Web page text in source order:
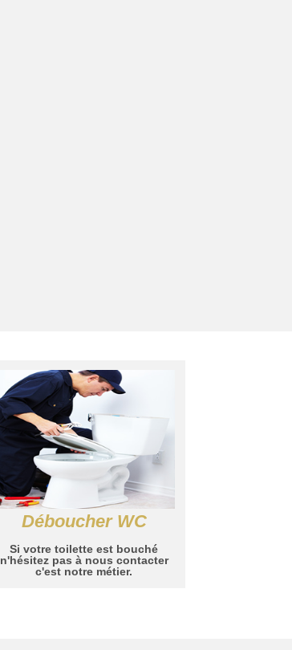
Déboucher WC
Si votre toilette est bouché
n'hésitez pas à nous contacter
c'est notre métier.